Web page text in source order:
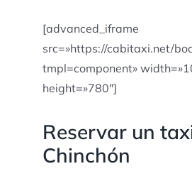
[advanced_iframe
src=»https://cabitaxi.net/
tmpl=component»
height=»780″]
Reservar un
Chinchón